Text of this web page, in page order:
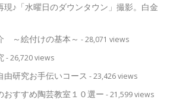
現♪「水曜日のダウンタウン」撮影。白金
～絵付けの基本～ - 28,071 views
- 26,720 views
由研究お手伝いコース - 23,426 views
すすめ陶芸教室１０選ー - 21,599 views